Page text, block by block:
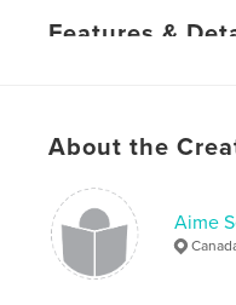
Features &
Softcover:
Publish Date:
Jul 12,
Language
About the
Aime